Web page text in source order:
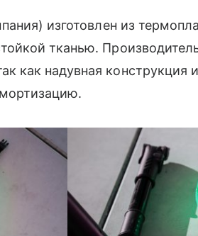
изготовлен из
тканью.
как надувная конструкция